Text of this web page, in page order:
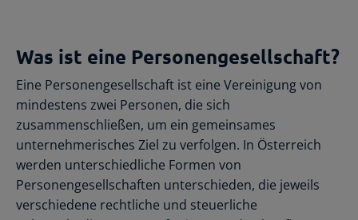
Von Buchungsbeispielen über HowTo-
Videos bis zu persönlichem Support per E-
Mail, Telefon oder Live-Chat.
Unser Hilfeangebot
Rechnungen schreiben
Rechnungen im Handumdrehen
Branchen
Service
Gründer-Paket
Rückenwind für den Weg in die
Selbstständigkeit: ProSaldo.net für
Für Steuerberater
Effiziente Zusammenarbeit
Facebook
Instagram
LinkedIn
YouTube
Was ist eine Personengesellschaft?
Eine Personengesellschaft ist eine Vereinigung von
mindestens zwei Personen, die sich
zusammenschließen, um ein gemeinsames
unternehmerisches Ziel zu verfolgen. In Österreich
werden unterschiedliche Formen von
Personengesellschaften unterschieden, die jeweils
verschiedene rechtliche und steuerliche